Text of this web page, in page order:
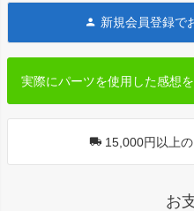
新規会員登録で
実際にパーツを使用した感想
15,000円以上
お